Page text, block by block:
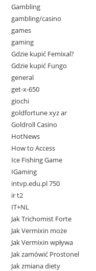
Gambling
gambling/casino
games
gaming
Gdzie kupić Femixal?
Gdzie kupić Fungo
general
get-x-650
giochi
goldfortune xyz ar
Goldroll Casino
HotNews
How to Access
Ice Fishing Game
IGaming
intvp.edu.pl 750
ir t2
IT+NL
Jak Trichomist Forte
Jak Vermixin może
Jak Vermixin wpływa
Jak zamówić Prostonel
Jak zmiana diety